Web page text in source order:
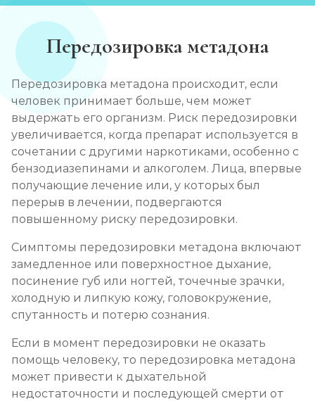
Передозировка метадона
Передозировка метадона происходит, если
человек принимает больше, чем может
выдержать его организм. Риск передозировки
увеличивается, когда препарат используется в
сочетании с другими наркотиками, особенно с
бензодиазепинами и алкоголем. Лица, впервые
получающие лечение или, у которых был
перерыв в лечении, подвергаются
повышенному риску передозировки.
Симптомы передозировки метадона включают
замедленное или поверхностное дыхание,
посинение губ или ногтей, точечные зрачки,
холодную и липкую кожу, головокружение,
спутанность и потерю сознания.
Если в момент передозировки не оказать
помощь человеку, то передозировка метадона
может привести к дыхательной
недостаточности и последующей смерти от